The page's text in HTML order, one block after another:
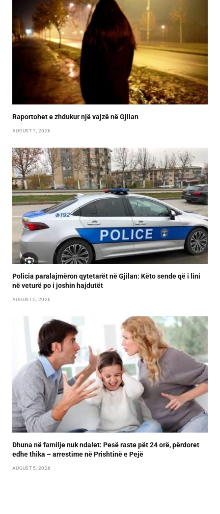
Raportohet e zhdukur një vajzë në Gjilan
AUGUST 7, 2026
Policia paralajmëron qytetarët në Gjilan: Këto sende që i lini
në veturë po i joshin hajdutët
AUGUST 5, 2026
Dhuna në familje nuk ndalet: Pesë raste pët 24 orë, përdoret
edhe thika – arrestime në Prishtinë e Pejë
AUGUST 5, 2026